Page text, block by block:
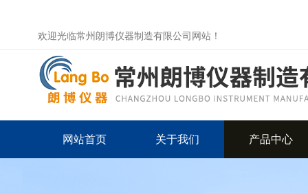
欢迎光临常州朗博仪器制造有限公司网站！
网站首页 关于我们 产品中心